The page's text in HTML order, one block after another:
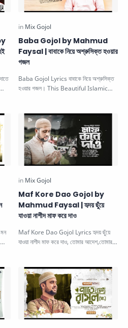
Baba Gojol by Mahmud
Faysal | বাবাকে নিয়ে অশ্রুসিক্ত হওয়ার
গজল
Baba Gojol Lyrics বাবাকে নিয়ে অশ্রুসিক্ত
হওয়ার গজল। This Beautiful Islamic
Maf Kore Dao Gojol by
Mahmud Faysal | হৃদয় ছুঁয়ে
যাওয়া নাশীদ মাফ করে দাও
Maf Kore Dao Gojol Lyrics হৃদয় ছুঁয়ে
যাওয়া নাশীদ মাফ করে দাও, তোমার আদেশ,তোমার